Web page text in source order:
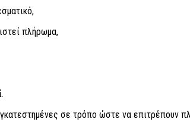
πλήρωμα,
σε τρόπο ώστε να επιτρέπουν